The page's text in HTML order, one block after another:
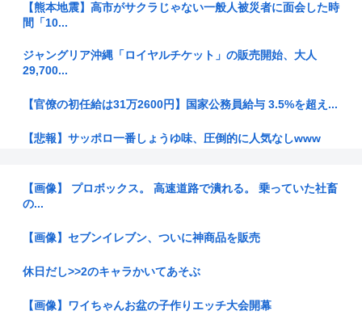
【熊本地震】高市がサクラじゃない一般人被災者に面会した時
間「10...
ジャングリア沖縄「ロイヤルチケット」の販売開始、大人
29,700...
【官僚の初任給は31万2600円】国家公務員給与 3.5%を超え...
【悲報】サッポロ一番しょうゆ味、圧倒的に人気なしwww
者から強...
で炎上w...
【画像】JKダンス部、部員の８割が巨乳のムホホ部だった
www
【画像】 プロボックス。 高速道路で潰れる。 乗っていた社畜
の...
【画像】セブンイレブン、ついに神商品を販売
休日だし>>2のキャラかいてあそぶ
【画像】ワイちゃんお盆の子作りエッチ大会開幕